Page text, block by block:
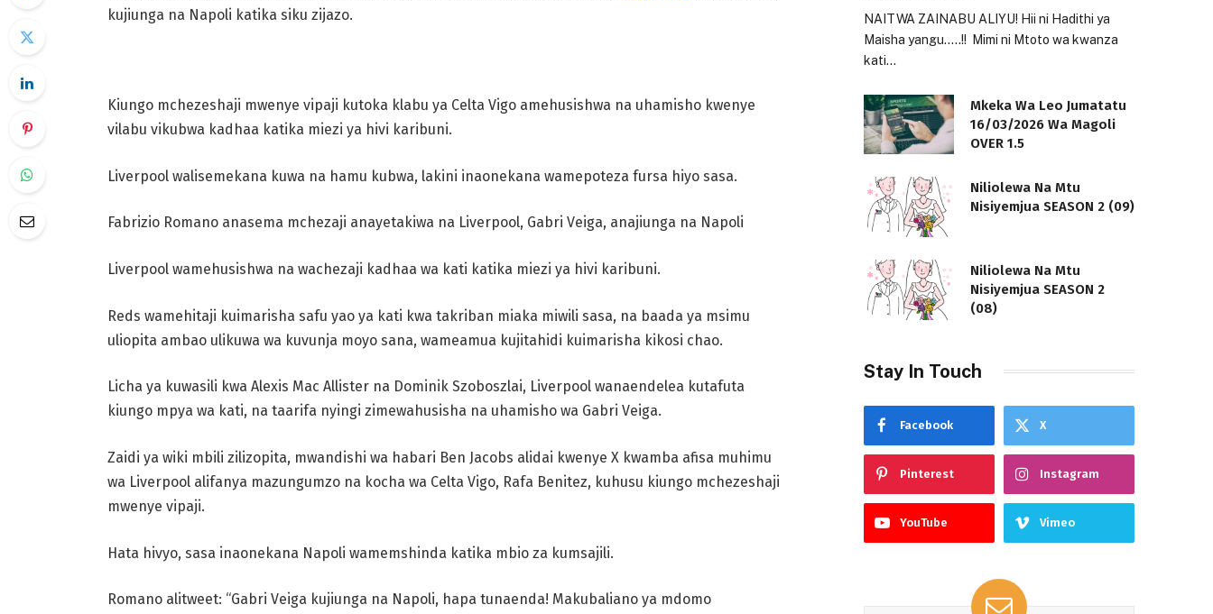
kujiunga na Napoli katika siku zijazo.
Kiungo mchezeshaji mwenye vipaji kutoka klabu ya Celta Vigo amehusishwa na uhamisho kwenye
vilabu vikubwa kadhaa katika miezi ya hivi karibuni.
Liverpool walisemekana kuwa na hamu kubwa, lakini inaonekana wamepoteza fursa hiyo sasa.
Fabrizio Romano anasema mchezaji anayetakiwa na Liverpool, Gabri Veiga, anajiunga na Napoli
Liverpool wamehusishwa na wachezaji kadhaa wa kati katika miezi ya hivi karibuni.
Reds wamehitaji kuimarisha safu yao ya kati kwa takriban miaka miwili sasa, na baada ya msimu
uliopita ambao ulikuwa wa kuvunja moyo sana, wameamua kujitahidi kuimarisha kikosi chao.
Licha ya kuwasili kwa Alexis Mac Allister na Dominik Szoboszlai, Liverpool wanaendelea kutafuta
kiungo mpya wa kati, na taarifa nyingi zimewahusisha na uhamisho wa Gabri Veiga.
Zaidi ya wiki mbili zilizopita, mwandishi wa habari Ben Jacobs alidai kwenye X kwamba afisa muhimu
wa Liverpool alifanya mazungumzo na kocha wa Celta Vigo, Rafa Benitez, kuhusu kiungo mchezeshaji
mwenye vipaji.
Hata hivyo, sasa inaonekana Napoli wamemshinda katika mbio za kumsajili.
Romano alitweet: “Gabri Veiga kujiunga na Napoli, hapa tunaenda! Makubaliano ya mdomo
NAITWA ZAINABU ALIYU! Hii ni Hadithi ya
Maisha yangu…..!! Mimi ni Mtoto wa kwanza
kati…
Mkeka Wa Leo Jumatatu
16/03/2026 Wa Magoli
OVER 1.5
Niliolewa Na Mtu
Nisiyemjua SEASON 2 (09)
Niliolewa Na Mtu
Nisiyemjua SEASON 2
(08)
Stay In Touch
Facebook X
Pinterest Instagram
YouTube Vimeo